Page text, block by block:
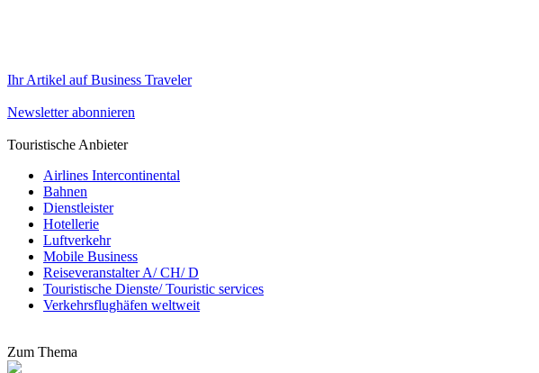
Ihr Artikel auf Business Traveler
Newsletter abonnieren
Touristische Anbieter
Airlines Intercontinental
Bahnen
Dienstleister
Hotellerie
Luftverkehr
Mobile Business
Reiseveranstalter A/ CH/ D
Touristische Dienste/ Touristic services
Verkehrsflughäfen weltweit
Zum Thema